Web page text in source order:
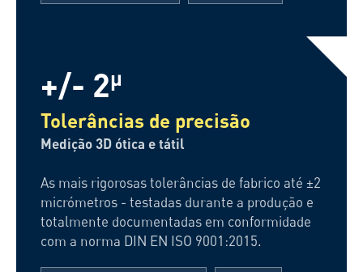
+/- 2µ
Tolerâncias de precisão
Medição 3D ótica e tátil
As mais rigorosas tolerâncias de fabrico até ±2
micrómetros - testadas durante a produção e
totalmente documentadas em conformidade
com a norma DIN EN ISO 9001:2015.